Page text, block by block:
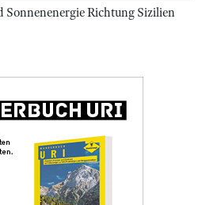
Richtung Sizilien